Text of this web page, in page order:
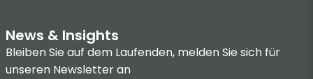
News & Insights
Bleiben Sie auf dem Laufenden, melden Sie sich für
unseren Newsletter an